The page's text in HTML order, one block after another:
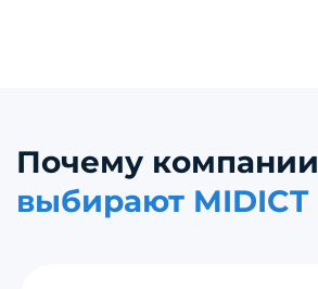
Почему компании
выбирают MIDICT